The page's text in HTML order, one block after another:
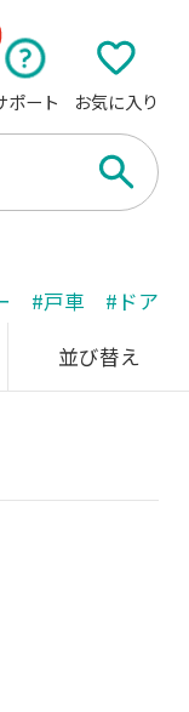
ポート お気に入り
#戸車
#ドアノ
並び替え